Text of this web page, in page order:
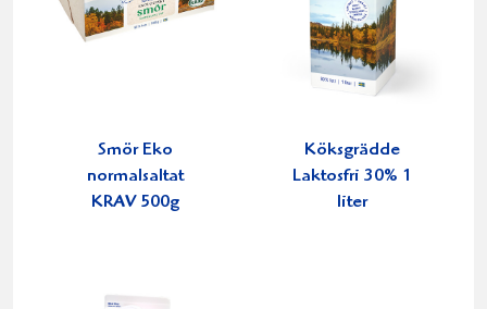
Smör Eko
normalsaltat
KRAV 500g
Köksgrädde
Laktosfri 30% 1
liter